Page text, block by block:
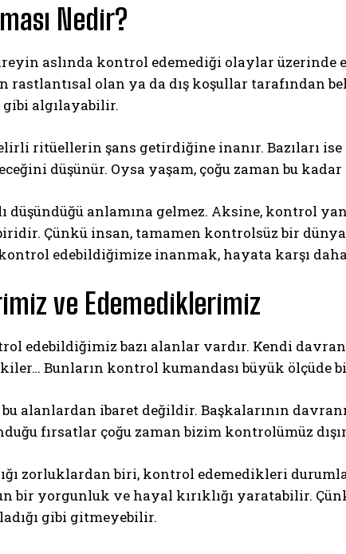
ABONE OL
okudum, onaylıyorum.
Nedir?
aslında kontrol edemediği olaylar üzerinde
rastlantısal olan ya da dış koşullar tarafından
gibi algılayabilir.
ritüellerin şans getirdiğine inanır. Bazıları
düşünür. Oysa yaşam, çoğu zaman bu
düşündüğü anlamına gelmez. Aksine, kontrol
Çünkü insan, tamamen kontrolsüz bir
edebildiğimize inanmak, hayata karşı
ve Edemediklerimiz
edebildiğimiz bazı alanlar vardır. Kendi
Bunların kontrol kumandası büyük ölçüde
alanlardan ibaret değildir. Başkalarının
fırsatlar çoğu zaman bizim kontrolümüz
zorluklardan biri, kontrol edemedikleri
bir yorgunluk ve hayal kırıklığı yaratabilir.
gibi gitmeyebilir.